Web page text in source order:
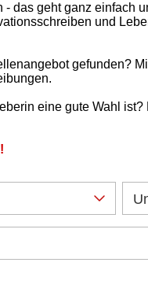
das geht ganz einfach
und
gefunden?
eine gute Wahl